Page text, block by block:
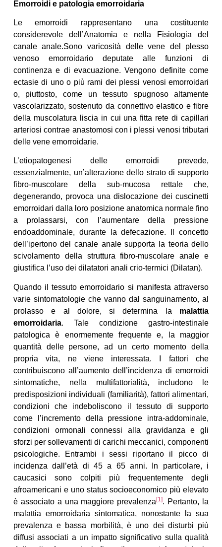
Emorroidi e patologia emorroidaria
Le emorroidi rappresentano una costituente
considerevole dell’Anatomia e nella Fisiologia del
canale anale.Sono varicosità delle vene del plesso
venoso emorroidario deputate alle funzioni di
continenza e di evacuazione. Vengono definite come
ectasie di uno o più rami dei plessi venosi emorroidari
o, piuttosto, come un tessuto spugnoso altamente
vascolarizzato, sostenuto da connettivo elastico e fibre
della muscolatura liscia in cui una fitta rete di capillari
arteriosi contrae anastomosi con i plessi venosi tributari
delle vene emorroidarie.
L’etiopatogenesi delle emorroidi prevede,
essenzialmente, un’alterazione dello strato di supporto
fibro-muscolare della sub-mucosa rettale che,
degenerando, provoca una dislocazione dei cuscinetti
emorroidari dalla loro posizione anatomica normale fino
a prolassarsi, con l’aumentare della pressione
endoaddominale, durante la defecazione. Il concetto
dell’ipertono del canale anale supporta la teoria dello
scivolamento della struttura fibro-muscolare anale e
giustifica l’uso dei dilatatori anali crio-termici (Dilatan).
Quando il tessuto emorroidario si manifesta attraverso
varie sintomatologie che vanno dal sanguinamento, al
prolasso e al dolore, si determina la malattia
emorroidaria. Tale condizione gastro-intestinale
patologica è enormemente frequente e, la maggior
quantità delle persone, ad un certo momento della
propria vita, ne viene interessata. I fattori che
contribuiscono all’aumento dell’incidenza di emorroidi
sintomatiche, nella multifattorialità, includono le
predisposizioni individuali (familiarità), fattori alimentari,
condizioni che indeboliscono il tessuto di supporto
come l’incremento della pressione intra-addominale,
condizioni ormonali connessi alla gravidanza e gli
sforzi per sollevamenti di carichi meccanici, componenti
psicologiche. Entrambi i sessi riportano il picco di
incidenza dall’età di 45 a 65 anni. In particolare, i
caucasici sono colpiti più frequentemente degli
afroamericani e uno status socioeconomico più elevato
è associato a una maggiore prevalenza[1]. Pertanto, la
malattia emorroidaria sintomatica, nonostante la sua
prevalenza e bassa morbilità, è uno dei disturbi più
diffusi associati a un impatto significativo sulla qualità